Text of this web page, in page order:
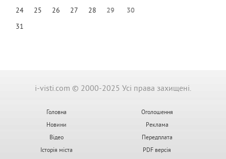
24
25 26 27 28 29
30
31
i-visti.com © 2000-2025 Усі права захищені.
Головна
Новини
Відео
Історія міста
Оголошення
Реклама
Передплата
PDF версія